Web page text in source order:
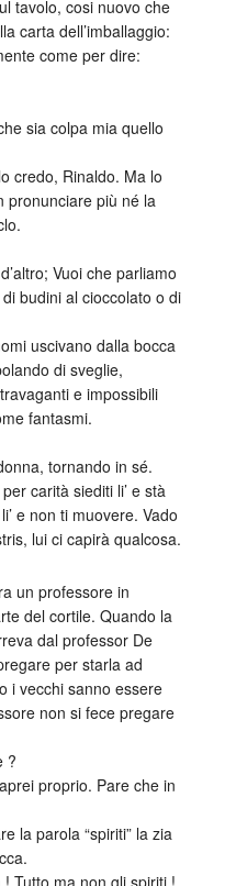
tavolo, cosi nuovo che
carta dell’imballaggio:
come per dire:
sia colpa mia quello
credo, Rinaldo. Ma lo
pronunciare più né la
Vuoi che parliamo
budini al cioccolato o di
uscivano dalla bocca
di sveglie,
e impossibili
fantasmi.
tornando in sé.
carità siediti li’ e stà
e non ti muovere. Vado
lui ci capirà qualcosa.
un professore in
del cortile. Quando la
dal professor De
per starla ad
i vecchi sanno essere
non si fece pregare
?
proprio. Pare che in
la parola “spiriti” la zia
Tutto ma non gli spiriti !